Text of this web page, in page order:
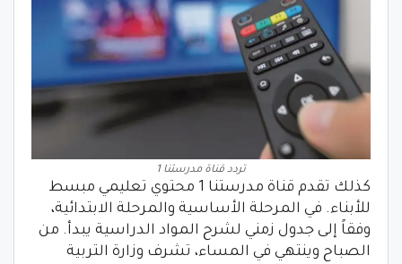
تردد قناة مدرستنا 1
كذلك تقدم قناة مدرستنا 1 محتوي تعليمي مبسط
للأبناء. في المرحلة الأساسية والمرحلة الابتدائية،
وفقاً إلى جدول زمني لشرح المواد الدراسية يبدأ. من
الصباح وينتهي في المساء، تشرف وزارة التربية